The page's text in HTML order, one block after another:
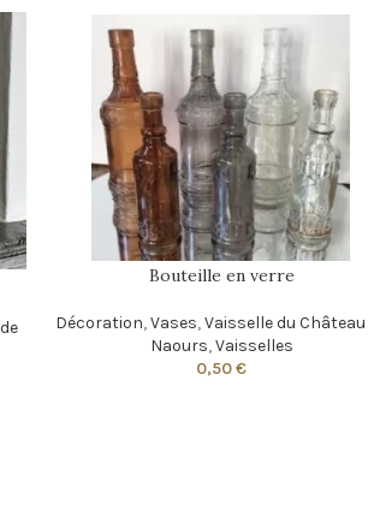
Bouteille en verre
Décoration,Vases,Vaisselle du Château
Naours,Vaisselles
0,50€